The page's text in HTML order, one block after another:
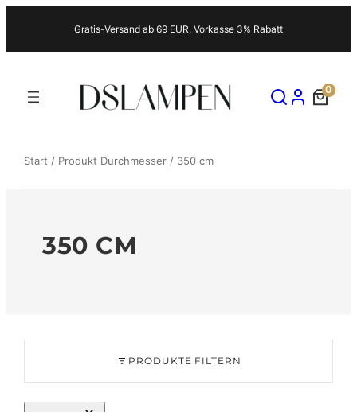
springen
Gratis-Versand ab 69 EUR, Vorkasse 3% Rabatt
0
Start / Produkt Durchmesser / 350 cm
350 CM
PRODUKTE FILTERN